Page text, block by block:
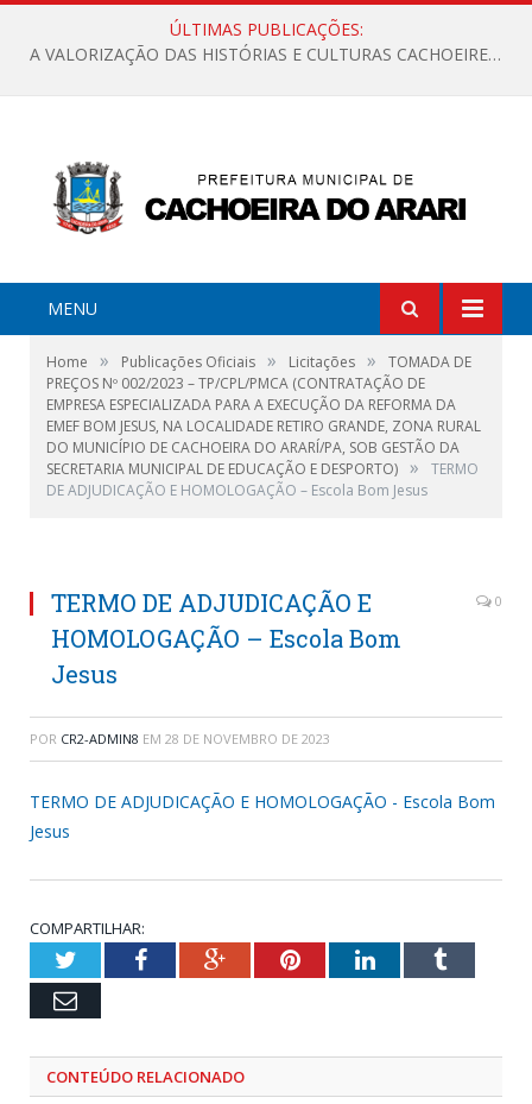
ÚLTIMAS PUBLICAÇÕES:
A VALORIZAÇÃO DAS HISTÓRIAS E CULTURAS CACHOEIRENSES
MENU
Home » Publicações Oficiais » Licitações »
TOMADA DE
PREÇOS Nº 002/2023 – TP/CPL/PMCA (CONTRATAÇÃO DE
EMPRESA ESPECIALIZADA PARA A EXECUÇÃO DA REFORMA DA
EMEF BOM JESUS, NA LOCALIDADE RETIRO GRANDE, ZONA RURAL
DO MUNICÍPIO DE CACHOEIRA DO ARARÍ/PA, SOB GESTÃO DA
SECRETARIA MUNICIPAL DE EDUCAÇÃO E DESPORTO) »
TERMO
DE ADJUDICAÇÃO E HOMOLOGAÇÃO – Escola Bom Jesus
TERMO DE ADJUDICAÇÃO E
HOMOLOGAÇÃO – Escola Bom
Jesus
0
POR CR2-ADMIN8 EM 28 DE NOVEMBRO DE 2023
TERMO DE ADJUDICAÇÃO E HOMOLOGAÇÃO - Escola Bom
Jesus
COMPARTILHAR:
TwitterFacebookGoogle+PinterestLinkedInTumblr
Email
CONTEÚDO RELACIONADO